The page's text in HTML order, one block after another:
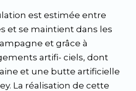
est estimée entre
et se maintient dans les
et grâce à
artifi- ciels, dont
et une butte artificielle
La réalisation de cette